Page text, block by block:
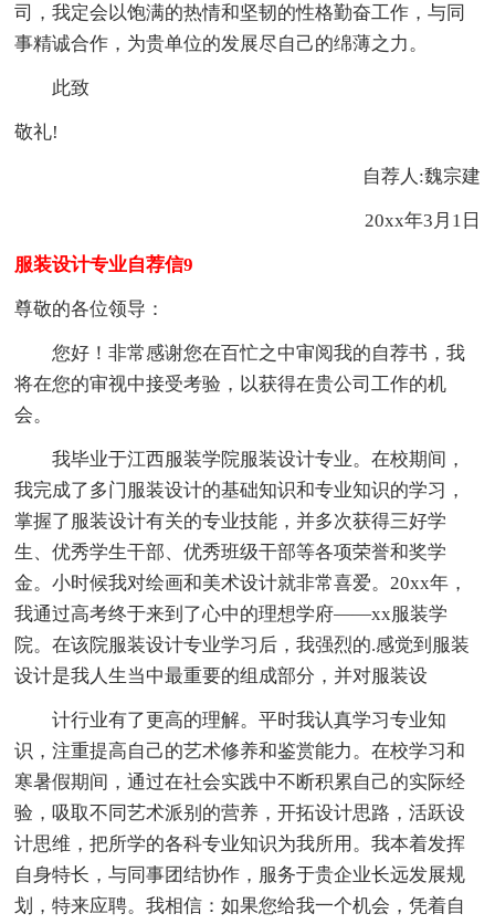
司，我定会以饱满的热情和坚韧的性格勤奋工作，与同
事精诚合作，为贵单位的发展尽自己的绵薄之力。
此致
敬礼!
自荐人:魏宗建
20xx年3月1日
服装设计专业自荐信9
尊敬的各位领导：
您好！非常感谢您在百忙之中审阅我的自荐书，我
将在您的审视中接受考验，以获得在贵公司工作的机
会。
我毕业于江西服装学院服装设计专业。在校期间，
我完成了多门服装设计的基础知识和专业知识的学习，
掌握了服装设计有关的专业技能，并多次获得三好学
生、优秀学生干部、优秀班级干部等各项荣誉和奖学
金。小时候我对绘画和美术设计就非常喜爱。20xx年，
我通过高考终于来到了心中的理想学府——xx服装学
院。在该院服装设计专业学习后，我强烈的.感觉到服装
设计是我人生当中最重要的组成部分，并对服装设
计行业有了更高的理解。平时我认真学习专业知
识，注重提高自己的艺术修养和鉴赏能力。在校学习和
寒暑假期间，通过在社会实践中不断积累自己的实际经
验，吸取不同艺术派别的营养，开拓设计思路，活跃设
计思维，把所学的各科专业知识为我所用。我本着发挥
自身特长，与同事团结协作，服务于贵企业长远发展规
划，特来应聘。我相信：如果您给我一个机会，凭着自